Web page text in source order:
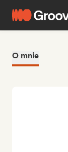
O mnie